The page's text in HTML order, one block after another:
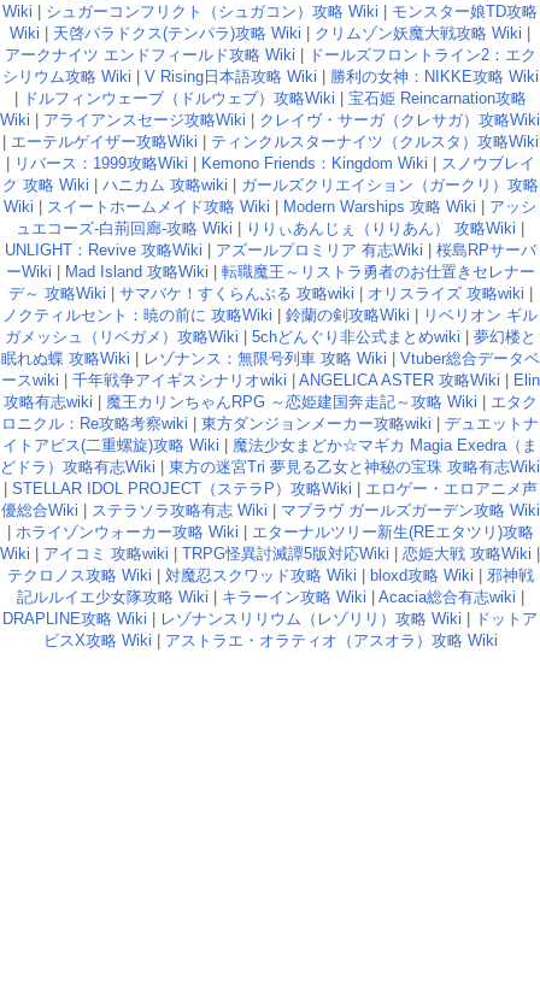
Wiki
シュガーコンフリクト（シュガコン）攻略 Wiki
モンスター娘TD攻略
Wiki
天啓パラドクス(テンパラ)攻略 Wiki クリムゾン妖魔大戦攻略 Wiki
アークナイツ エンドフィールド攻略 Wiki
ドールズフロントライン2：エク
シリウム攻略 Wiki
V Rising日本語攻略 Wiki
勝利の女神：NIKKE攻略 Wiki
ドルフィンウェーブ（ドルウェブ）攻略Wiki
宝石姫 Reincarnation攻略
Wiki
アライアンスセージ攻略Wiki
クレイヴ・サーガ（クレサガ）攻略Wiki
エーテルゲイザー攻略Wiki
ティンクルスターナイツ（クルスタ）攻略Wiki
リバース：1999攻略Wiki Kemono Friends：Kingdom Wiki
スノウブレイ
ク 攻略 Wiki
ハニカム 攻略wiki
ガールズクリエイション（ガークリ）攻略
Wiki
スイートホームメイド攻略 Wiki Modern Warships 攻略 Wiki
アッシ
ュエコーズ-白荊回廊-攻略 Wiki
りりぃあんじぇ（りりあん） 攻略Wiki
UNLIGHT：Revive 攻略Wiki
アズールプロミリア 有志Wiki
桜島RPサーバ
ーWiki
Mad Island 攻略Wiki
転職魔王～リストラ勇者のお仕置きセレナー
デ～ 攻略Wiki
サマバケ！すくらんぶる 攻略wiki オリスライズ 攻略wiki
ノクティルセント：暁の前に 攻略Wiki
鈴蘭の剣攻略Wiki
リベリオン ギル
ガメッシュ（リベガメ）攻略Wiki
5chどんぐり非公式まとめwiki
夢幻楼と
眠れぬ蝶 攻略Wiki
レゾナンス：無限号列車 攻略 Wiki
Vtuber総合データベ
ースwiki
千年戦争アイギスシナリオwiki ANGELICA ASTER 攻略Wiki
Elin
攻略有志wiki
魔王カリンちゃんRPG ～恋姫建国奔走記～攻略 Wiki
エタク
ロニクル：Re攻略考察wiki
東方ダンジョンメーカー攻略wiki
デュエットナ
イトアビス(二重螺旋)攻略 Wiki
魔法少女まどか☆マギカ Magia Exedra（ま
どドラ）攻略有志Wiki
東方の迷宮Tri 夢見る乙女と神秘の宝珠 攻略有志Wiki
STELLAR IDOL PROJECT（ステラP）攻略Wiki
エロゲー・エロアニメ声
優総合Wiki
ステラソラ攻略有志 Wiki
マブラヴ ガールズガーデン攻略 Wiki
ホライゾンウォーカー攻略 Wiki
エターナルツリー新生(REエタツリ)攻略
Wiki
アイコミ 攻略wiki TRPG怪異討滅譚5版対応Wiki 恋姫大戦 攻略Wiki
テクロノス攻略 Wiki
対魔忍スクワッド攻略 Wiki bloxd攻略 Wiki
邪神戦
記ルルイエ少女隊攻略 Wiki
キラーイン攻略 Wiki Acacia総合有志wiki
DRAPLINE攻略 Wiki
レゾナンスリリウム（レゾリリ）攻略 Wiki
ドットア
ビスX攻略 Wiki
アストラエ・オラティオ（アスオラ）攻略 Wiki